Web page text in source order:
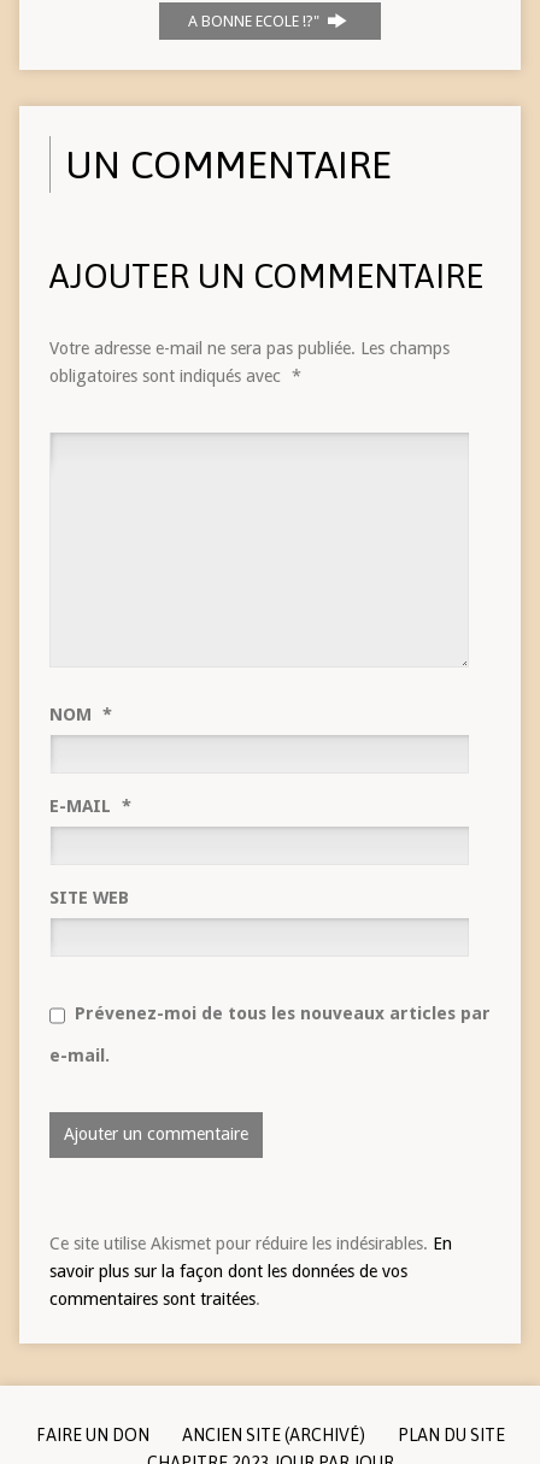
A BONNE ECOLE !?"
UN COMMENTAIRE
AJOUTER UN COMMENTAIRE
Votre adresse e-mail ne sera pas publiée. Les champs
obligatoires sont indiqués avec *
NOM *
E-MAIL *
SITE WEB
Prévenez-moi de tous les nouveaux articles par
e-mail.
Ce site utilise Akismet pour réduire les indésirables. En
savoir plus sur la façon dont les données de vos
commentaires sont traitées.
FAIRE UN DON ANCIEN SITE (ARCHIVÉ)
PLAN DU SITE